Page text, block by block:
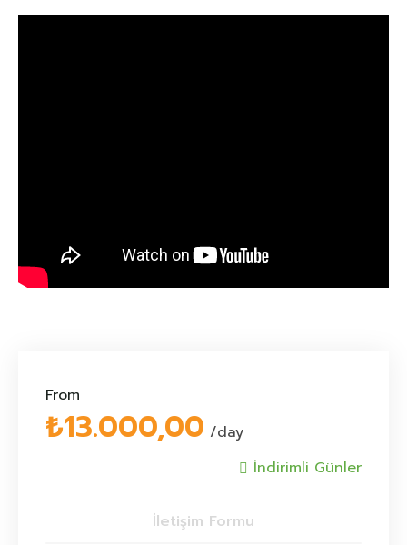
From
₺13.000,00 /day
İndirimli Günler
İletişim Formu